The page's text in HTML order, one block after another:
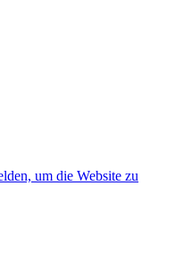
um die Website zu